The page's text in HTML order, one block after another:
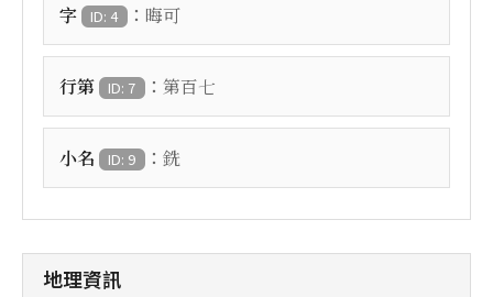
字 ID: 4 ： 晦可
行第 ID: 7 ： 第百七
小名 ID: 9 ： 銑
地理資訊